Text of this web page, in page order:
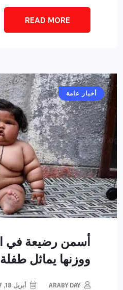
READ MORE
أخبار عامة
ووزنها يماثل طفلة 4 سنوات
ARABY DAY أبريل 18, 2017